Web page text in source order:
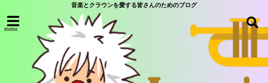
音楽とクラウンを愛する皆さんのためのブログ
menu